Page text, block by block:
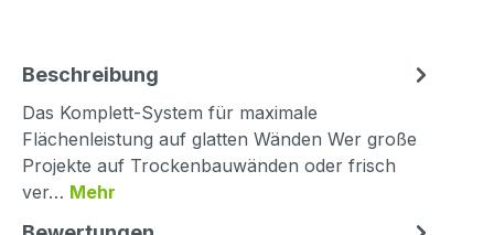
Beschreibung
Das Komplett-System für maximale
Flächenleistung auf glatten Wänden Wer große
Projekte auf Trockenbauwänden oder frisch
ver… Mehr